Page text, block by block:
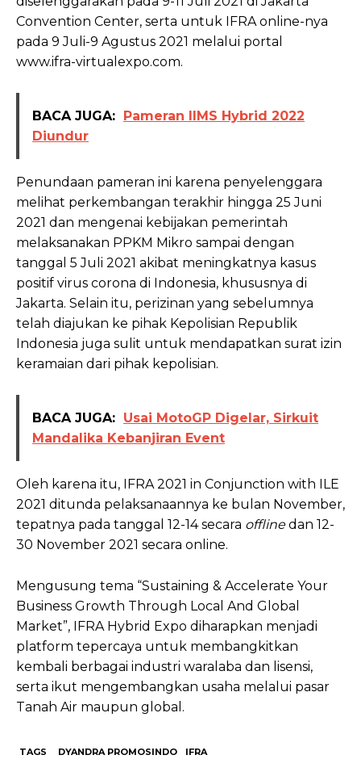
Convention Center, serta untuk IFRA online-nya
pada 9 Juli-9 Agustus 2021 melalui portal
www.ifra-virtualexpo.com.
BACA JUGA: Pameran IIMS Hybrid 2022
Diundur
Penundaan pameran ini karena penyelenggara
melihat perkembangan terakhir hingga 25 Juni
2021 dan mengenai kebijakan pemerintah
melaksanakan PPKM Mikro sampai dengan
tanggal 5 Juli 2021 akibat meningkatnya kasus
positif virus corona di Indonesia, khususnya di
Jakarta. Selain itu, perizinan yang sebelumnya
telah diajukan ke pihak Kepolisian Republik
Indonesia juga sulit untuk mendapatkan surat izin
keramaian dari pihak kepolisian.
BACA JUGA: Usai MotoGP Digelar, Sirkuit
Mandalika Kebanjiran Event
Oleh karena itu, IFRA 2021 in Conjunction with ILE
2021 ditunda pelaksanaannya ke bulan November,
tepatnya pada tanggal 12-14 secara offlinedan 12-
30 November 2021 secara online.
Mengusung tema “Sustaining & Accelerate Your
Business Growth Through Local And Global
Market”, IFRA Hybrid Expo diharapkan menjadi
platform tepercaya untuk membangkitkan
kembali berbagai industri waralaba dan lisensi,
serta ikut mengembangkan usaha melalui pasar
Tanah Air maupun global.
TAGS DYANDRA PROMOSINDO IFRA